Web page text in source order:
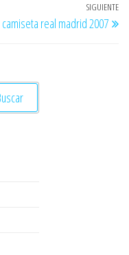
SIGUIENTE
camiseta real madrid 2007